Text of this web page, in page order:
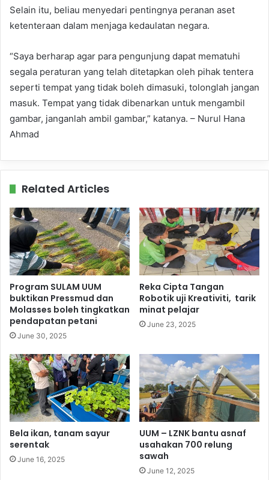
Selain itu, beliau menyedari pentingnya peranan aset
ketenteraan dalam menjaga kedaulatan negara.
“Saya berharap agar para pengunjung dapat mematuhi
segala peraturan yang telah ditetapkan oleh pihak tentera
seperti tempat yang tidak boleh dimasuki, tolonglah jangan
masuk. Tempat yang tidak dibenarkan untuk mengambil
gambar, janganlah ambil gambar,” katanya. – Nurul Hana
Ahmad
Related Articles
Program SULAM UUM
buktikan Pressmud dan
Molasses boleh tingkatkan
pendapatan petani
June 30, 2025
Reka Cipta Tangan
Robotik uji Kreativiti, tarik
minat pelajar
June 23, 2025
Bela ikan, tanam sayur
serentak
June 16, 2025
UUM – LZNK bantu asnaf
usahakan 700 relung
sawah
June 12, 2025